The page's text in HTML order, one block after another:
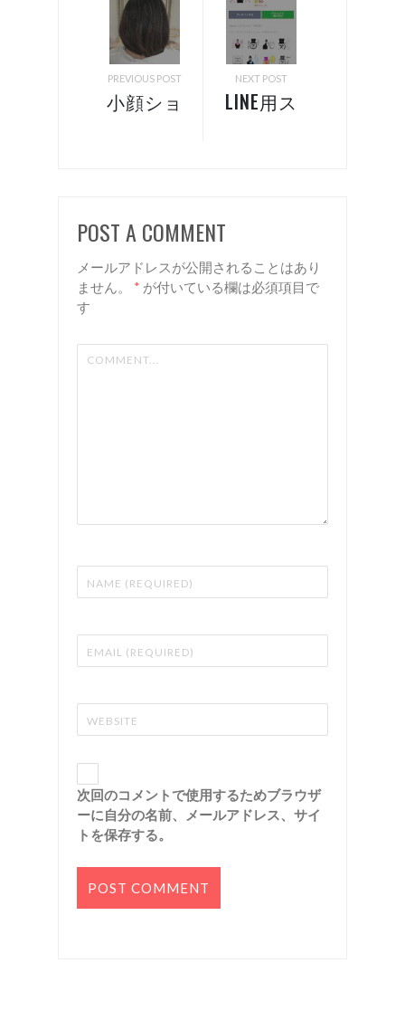
PREVIOUS POST
小顔ショ
ン
NEXT POST
LINE用ス
ン
POST A COMMENT
メールアドレスが公開されることはあり
ません。
* が付いている欄は必須項目で
す
次回のコメントで使用するためブラウザ
ーに自分の名前、メールアドレス、サイ
トを保存する。